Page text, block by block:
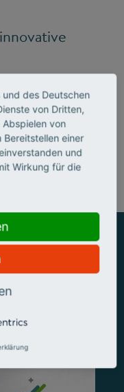
&
des Deutschen
von Dritten,
Abspielen von
einer
und
Wirkung für die